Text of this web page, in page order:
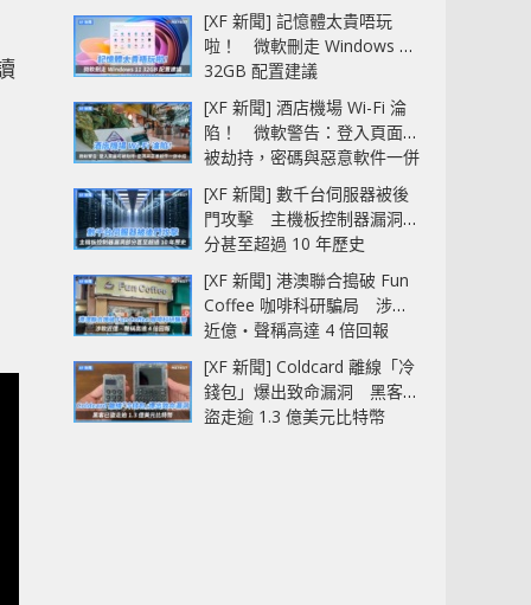
[XF 新聞] 記憶體太貴唔玩
啦！ 微軟刪走 Windows 11
32GB 配置建議
[XF 新聞] 酒店機場 Wi-Fi 淪
陷！ 微軟警告：登入頁面可
被劫持，密碼與惡意軟件一併
中招
[XF 新聞] 數千台伺服器被後
門攻擊 主機板控制器漏洞部
分甚至超過 10 年歷史
[XF 新聞] 港澳聯合搗破 Fun
Coffee 咖啡科研騙局 涉款
近億‧聲稱高達 4 倍回報
[XF 新聞] Coldcard 離線「冷
錢包」爆出致命漏洞 黑客已
盜走逾 1.3 億美元比特幣